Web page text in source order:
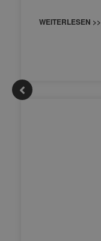
WEITERLESEN >>